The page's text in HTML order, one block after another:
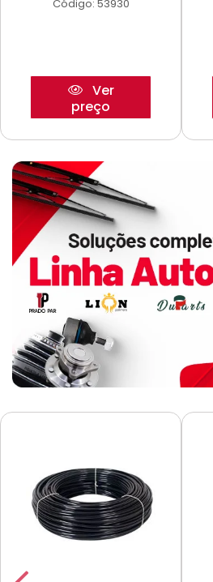
Código: 53930
Ver
preço